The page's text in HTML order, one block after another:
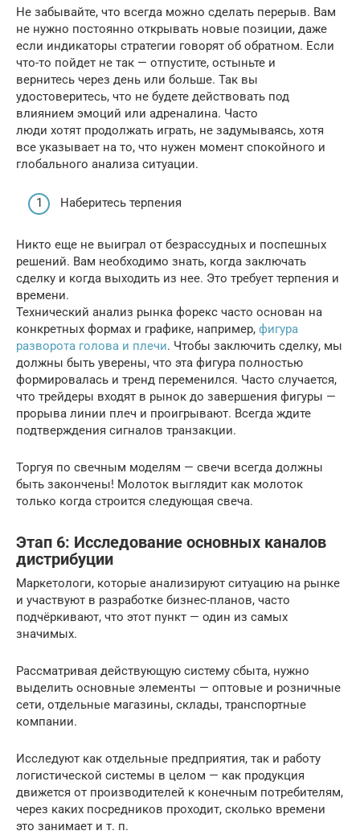
Не забывайте, что всегда можно сделать перерыв. Вам
не нужно постоянно открывать новые позиции, даже
если индикаторы стратегии говорят об обратном. Если
что-то пойдет не так — отпустите, остыньте и
вернитесь через день или больше. Так вы
удостоверитесь, что не будете действовать под
влиянием эмоций или адреналина. Часто
люди хотят продолжать играть, не задумываясь, хотя
все указывает на то, что нужен момент спокойного и
глобального анализа ситуации.
Наберитесь терпения
Никто еще не выиграл от безрассудных и поспешных
решений. Вам необходимо знать, когда заключать
сделку и когда выходить из нее. Это требует терпения и
времени.
Технический анализ рынка форекс часто основан на
конкретных формах и графике, например, фигура
разворота голова и плечи. Чтобы заключить сделку, мы
должны быть уверены, что эта фигура полностью
формировалась и тренд переменился. Часто случается,
что трейдеры входят в рынок до завершения фигуры —
прорыва линии плеч и проигрывают. Всегда ждите
подтверждения сигналов транзакции.
Торгуя по свечным моделям — свечи всегда должны
быть закончены! Молоток выглядит как молоток
только когда строится следующая свеча.
Этап 6: Исследование основных каналов
дистрибуции
Маркетологи, которые анализируют ситуацию на рынке
и участвуют в разработке бизнес-планов, часто
подчёркивают, что этот пункт — один из самых
значимых.
Рассматривая действующую систему сбыта, нужно
выделить основные элементы — оптовые и розничные
сети, отдельные магазины, склады, транспортные
компании.
Исследуют как отдельные предприятия, так и работу
логистической системы в целом — как продукция
движется от производителей к конечным потребителям,
через каких посредников проходит, сколько времени
это занимает и т. п.